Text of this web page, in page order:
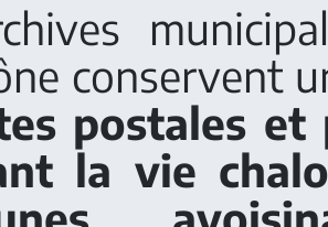
conservent
postales et
la vie